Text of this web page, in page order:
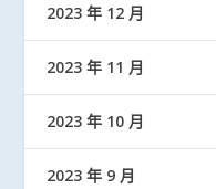
2023 年 12 月
2023 年 11 月
2023 年 10 月
2023 年 9 月